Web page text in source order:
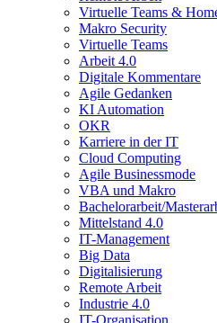
Virtuelle Teams &
Makro Security
Virtuelle Teams
Arbeit 4.0
Digitale Kommentare
Agile Gedanken
KI Automation
OKR
Karriere in der IT
Cloud Computing
Agile Businessmode
VBA und Makro
Bachelorarbeit/
Mittelstand 4.0
IT-Management
Big Data
Digitalisierung
Remote Arbeit
Industrie 4.0
IT-Organisation